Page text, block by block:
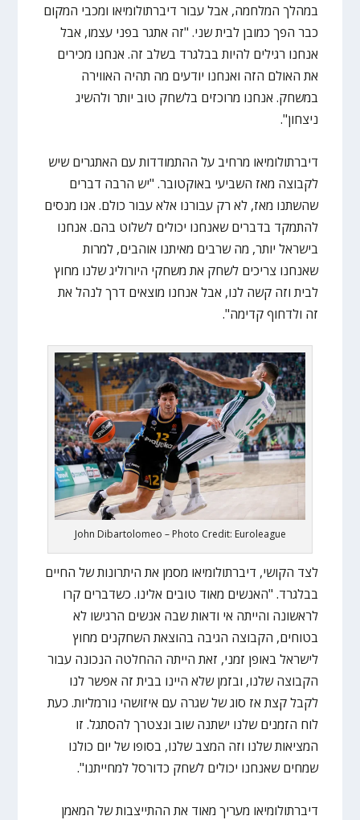
במהלך המלחמה, אבל עבור דיברתולומיאו ומכבי המקום
כבר הפך כמובן לבית שני. "זה אתגר בפני עצמו, אבל
אנחנו רגילים להיות בבלגרד בשלב זה. אנחנו מכירים
את האולם הזה ואנחנו יודעים מה תהיה האווירה
במשחק. אנחנו מרוכזים בלשחק טוב יותר ולהשיג
ניצחון".
דיברתולומיאו מרחיב על ההתמודדות עם האתגרים שיש
לקבוצה מאז השביעי באוקטובר. "יש הרבה דברים
שהשתנו מאז, לא רק עבורנו אלא עבור כולם. אנו מנסים
להתמקד בדברים שאנחנו יכולים לשלוט בהם. אנחנו
בישראל יותר, מה שרבים מאיתנו אוהבים, למרות
שאנחנו צריכים לשחק את משחקי היורוליג שלנו מחוץ
לבית וזה קשה לנו, אבל אנחנו מוצאים דרך לנהל את
זה ולדחוף קדימה".
John Dibartolomeo – Photo Credit: Euroleague
לצד הקושי, דיברתולומיאו מסמן את היתרונות של החיים
בבלגרד. "האנשים מאוד טובים אלינו. כשדברים קרו
לראשונה והייתה אי ודאות שבה אנשים הרגישו לא
בטוחים, הקבוצה הגיבה בהוצאת השחקנים מחוץ
לישראל באופן זמני, זאת הייתה ההחלטה הנכונה עבור
הקבוצה שלנו, ובזמן שלא היינו בבית זה אפשר לנו
לקבל קצת אז סוג של שגרה עם איזושהי נורמליות. כעת
לוח הזמנים שלנו ישתנה שוב ונצטרך להסתגל. זו
המציאות שלנו וזה המצב שלנו, בסופו של יום כולנו
שמחים שאנחנו יכולים לשחק כדורסל למחייתנו".
דיברתולומיאו מעריך מאוד את ההתייצבות של המאמן